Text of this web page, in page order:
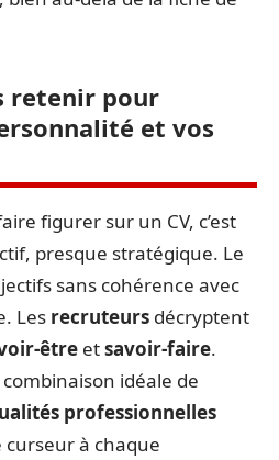
retenir pour
et vos
figurer sur un CV, c’est
presque stratégique. Le
sans cohérence avec
Les recruteurs décryptent
être etsavoir-faire.
combinaison idéale de
professionnelles
à chaque